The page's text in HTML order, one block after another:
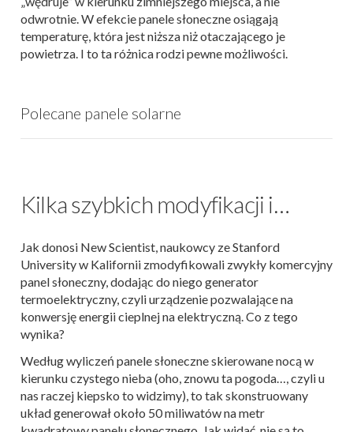
odwrotnie. W efekcie panele słoneczne osiągają
temperaturę, która jest niższa niż otaczającego je
powietrza. I to ta różnica rodzi pewne możliwości.
Polecane panele solarne
Kilka szybkich modyfikacji i…
Jak donosi New Scientist, naukowcy ze Stanford
University w Kalifornii zmodyfikowali zwykły komercyjny
panel słoneczny, dodając do niego generator
termoelektryczny, czyli urządzenie pozwalające na
konwersję energii cieplnej na elektryczną. Co z tego
wynika?
Według wyliczeń panele słoneczne skierowane nocą w
kierunku czystego nieba (oho, znowu ta pogoda…, czyli u
nas raczej kiepsko to widzimy), to tak skonstruowany
układ generował około 50 miliwatów na metr